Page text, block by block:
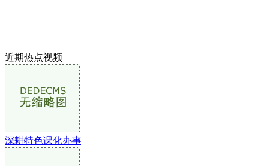
近期热点视频
深耕特色课化办事